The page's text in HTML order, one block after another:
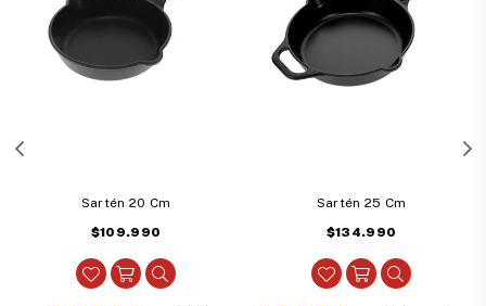
Sartén 20 Cm
Precio
$109.990
Sartén 25 Cm
Precio
$134.990